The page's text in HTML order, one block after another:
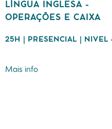
LÍNGUA INGLESA -
OPERAÇÕES E CAIXA
25H | PRESENCIAL | NIVEL
Mais info